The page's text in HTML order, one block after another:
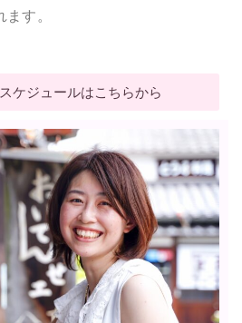
す。
ケジュールはこちらから